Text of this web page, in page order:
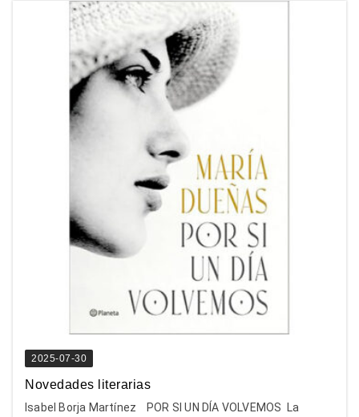
2025-07-30
Novedades literarias
Isabel Borja Martínez POR SI UN DÍA VOLVEMOS La